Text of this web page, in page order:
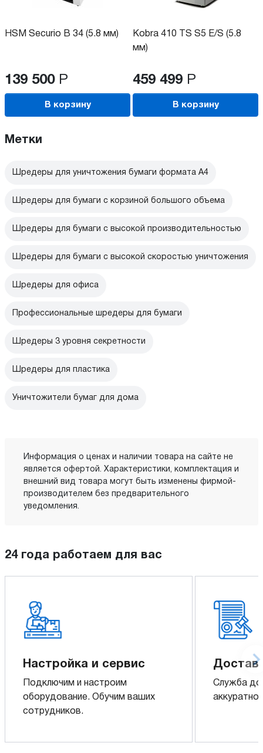
HSM Securio B 34 (5.8 мм)
139 500 Р
В корзину
Kobra 410 TS S5 E/S (5.8
мм)
459 499 Р
В корзину
Метки
Шредеры для уничтожения бумаги формата А4
Шредеры для бумаги с корзиной большого объема
Шредеры для бумаги с высокой производительностью
Шредеры для бумаги с высокой скоростью уничтожения
Шредеры для офиса
Профессиональные шредеры для бумаги
Шредеры 3 уровня секретности
Шредеры для пластика
Уничтожители бумаг для дома
Информация о ценах и наличии товара на сайте не
является офертой. Характеристики, комплектация и
внешний вид товара могут быть изменены фирмой-
производителем без предварительного
уведомления.
24 года работаем для вас
Настройка и сервис
Подключим и настроим
оборудование. Обучим ваших
сотрудников.
Служба
аккуратно